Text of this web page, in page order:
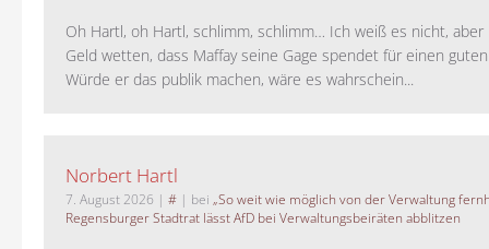
Oh Hartl, oh Hartl, schlimm, schlimm… Ich weiß es nicht, aber
Geld wetten, dass Maffay seine Gage spendet für einen
Würde er das publik machen, wäre es wahrschein...
Norbert Hartl
7. August 2026 | # | bei „So weit wie möglich von der Verwaltung
Regensburger Stadtrat lässt AfD bei Verwaltungsbeiräten abblitzen